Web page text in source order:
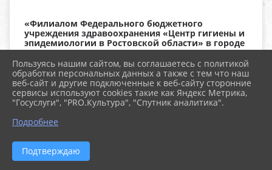
«Филиалом Федерального бюджетного
учреждения здравоохранения «Центр гигиены и
эпидемиологии в Ростовской области» в городе
Ростове-на-Дону проводится тематическая
«горячая линия», посвященная вопросам
качества и безопасности детских товаров и
школьных принадлежностей. Консультацию
можно получать по телефонам: 8 (863) 252-01-66,
8 (863) 252-04-37 в период до 14 августа 2025 года.
Купание опасно в запрещенных
местах.
Пользуясь нашим сайтом, вы соглашаетесь с политикой
обработки персональных данных а также с тем что наш
веб-сайт и другие подключенные к веб-сайту сторонние
сервисы используют cookies такие как Яндекс Метрика,
"Госуслуги", "PRO.Культура", "Спутник аналитика".
Подробнее
Подтверждаю